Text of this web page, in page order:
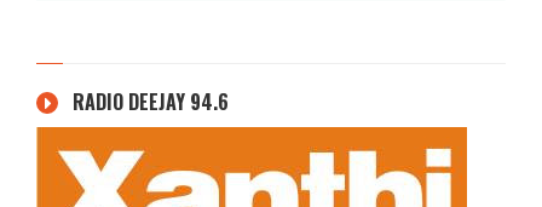
RADIO DEEJAY 94.6